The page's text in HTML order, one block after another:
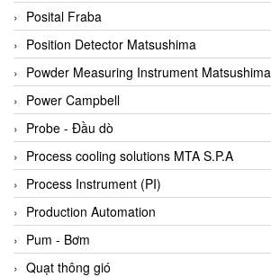
BETA
Bifold
Bihl+wiedemann
Bihl+wiedemann
Bilz
Binder Connector
Biotech
BirdX Vietnam
BK Vibro
Black Box
Posital Fraba
Position Detector Matsushima
Powder Measuring Instrument Matsushima
Power Campbell
Probe - Đầu dò
Process cooling solutions MTA S.P.A
Process Instrument (PI)
Production Automation
Pum - Bơm
Quạt thông gió